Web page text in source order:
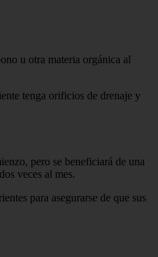
u otra materia orgánica al
tenga orificios de drenaje y
pero se beneficiará de una
dos veces al mes.
para asegurarse de que sus